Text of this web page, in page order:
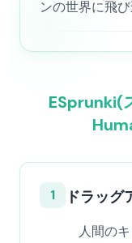
ンの世界に飛び
ESprunki(
1 ドラッグ
人間の